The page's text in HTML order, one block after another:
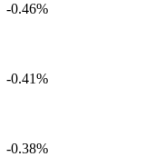
-0.46%
-0.41%
-0.38%